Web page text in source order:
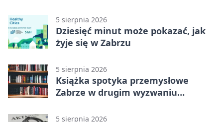
5 sierpnia 2026
Dziesięć minut może pokazać, jak
żyje się w Zabrzu
5 sierpnia 2026
Książka spotyka przemysłowe
Zabrze w drugim wyzwaniu
5 sierpnia 2026